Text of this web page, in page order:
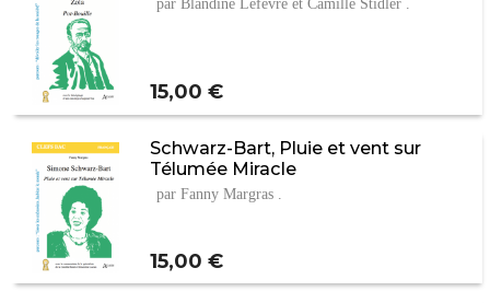
par Blandine Lefèvre et Camille Stidler .
Prix
15,00 €
Schwarz-Bart, Pluie et vent sur
Télumée Miracle
par Fanny Margras .
Prix
15,00 €